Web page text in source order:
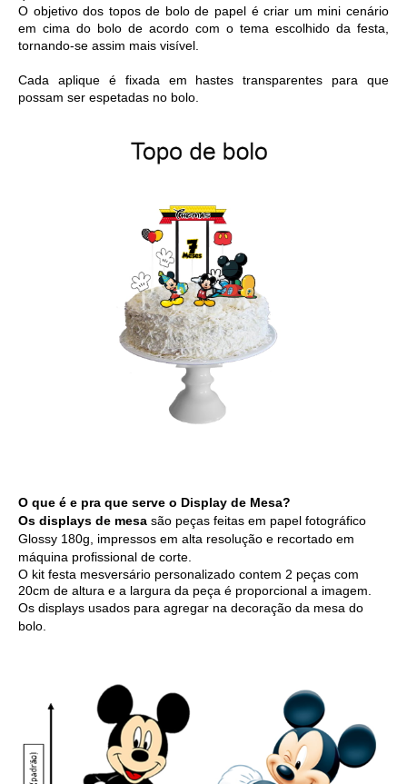
O objetivo dos topos de bolo de papel é criar um mini cenário
em cima do bolo de acordo com o tema escolhido da festa,
tornando-se assim mais visível.
Cada aplique é fixada em hastes transparentes para que
possam ser espetadas no bolo.
O que é e pra que serve o Display de Mesa?
Os displays de mesa são peças feitas em papel fotográfico
Glossy 180g, impressos em alta resolução e recortado em
máquina profissional de corte.
O kit festa mesversário personalizado contem 2 peças com
20cm de altura e a largura da peça é proporcional a imagem.
Os displays usados para agregar na decoração da mesa do
bolo.